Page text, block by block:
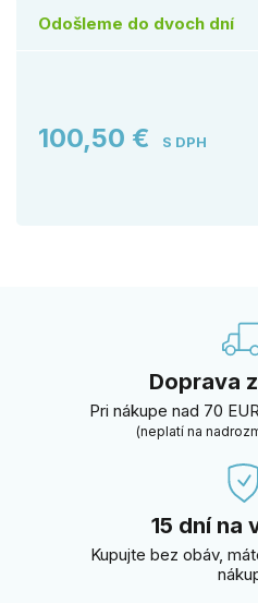
Odošleme do dvoch dní
100,50 € S DPH
Doprava
Pri nákupe nad 70
(neplatí na
15 dní na
Kupujte bez obáv,